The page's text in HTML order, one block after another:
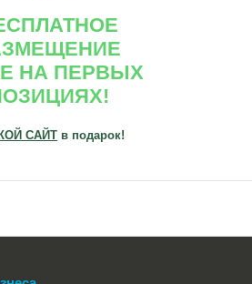
НА ПЕРВЫХ
САЙТ в подарок!